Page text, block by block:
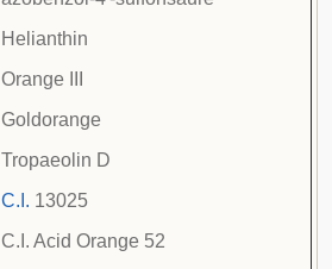
Helianthin
Orange III
Goldorange
Tropaeolin D
C.I. 13025
C.I. Acid Orange 52